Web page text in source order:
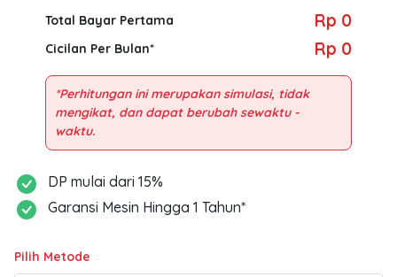
Total Bayar Pertama Rp 0
Cicilan Per Bulan* Rp 0
*Perhitungan ini merupakan simulasi, tidak
mengikat, dan dapat berubah sewaktu -
DP mulai dari 15%
Garansi Mesin Hingga 1 Tahun*
Pilih Metode